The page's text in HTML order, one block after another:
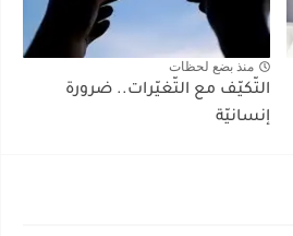
منذ بضع لحظات
التّكيّف مع التّغيّرات.. ضرورة
إنسانيّة